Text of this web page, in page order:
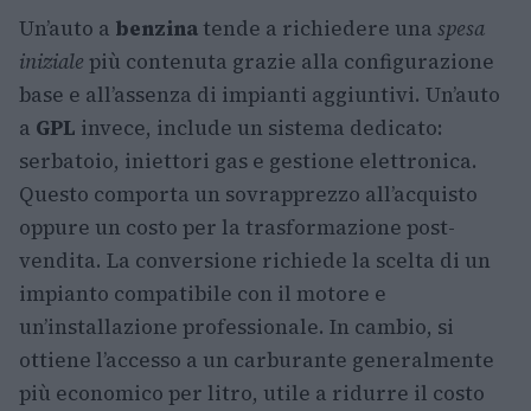
Un’auto a benzina tende a richiedere una spesa
iniziale più contenuta grazie alla configurazione
base e all’assenza di impianti aggiuntivi. Un’auto
a GPL invece, include un sistema dedicato:
serbatoio, iniettori gas e gestione elettronica.
Questo comporta un sovrapprezzo all’acquisto
oppure un costo per la trasformazione post-
vendita. La conversione richiede la scelta di un
impianto compatibile con il motore e
un’installazione professionale. In cambio, si
ottiene l’accesso a un carburante generalmente
più economico per litro, utile a ridurre il costo